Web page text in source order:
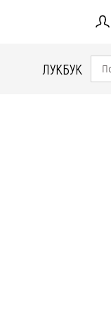
ЛУКБУК